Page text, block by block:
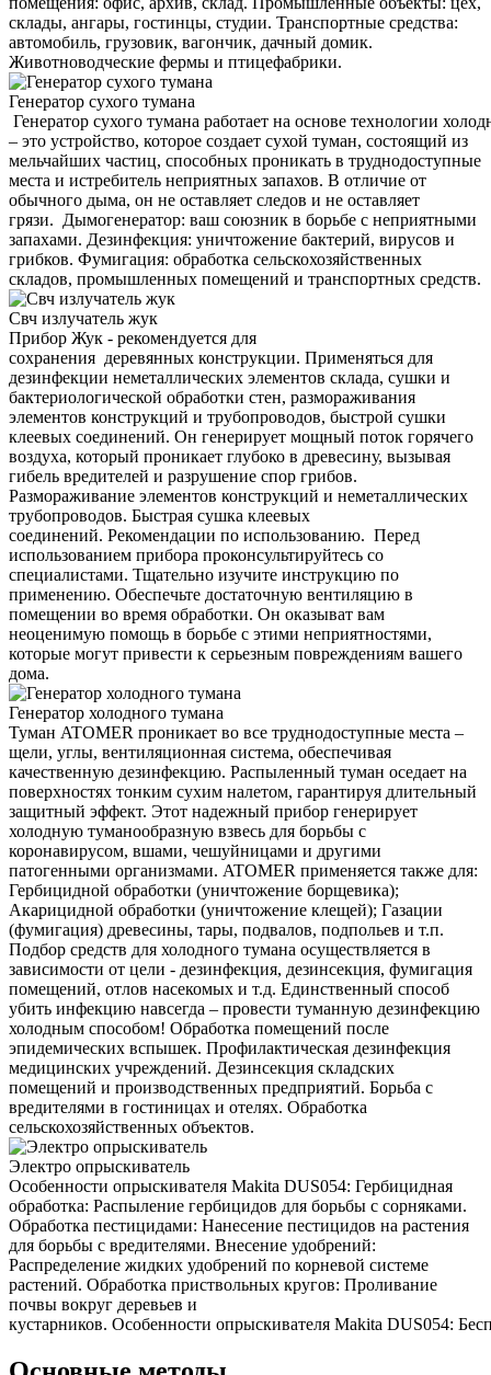
склады, ангары, гостинцы, студии. Транспортные средства:
автомобиль, грузовик, вагончик, дачный домик.
Животноводческие фермы и птицефабрики.
Генератор сухого тумана
Генератор сухого тумана работает на основе технологии
– это устройство, которое создает сухой туман, состоящий из
мельчайших частиц, способных проникать в труднодоступные
места и истребитель неприятных запахов. В отличие от
обычного дыма, он не оставляет следов и не оставляет
грязи. Дымогенератор: ваш союзник в борьбе с неприятными
запахами. Дезинфекция: уничтожение бактерий, вирусов и
грибков. Фумигация: обработка сельскохозяйственных
складов, промышленных помещений и транспортных средств.
Свч излучатель жук
Прибор Жук - рекомендуется для
сохранения деревянных конструкции. Применяться для
дезинфекции неметаллических элементов склада, сушки и
бактериологической обработки стен, размораживания
элементов конструкций и трубопроводов, быстрой сушки
клеевых соединений. Он генерирует мощный поток горячего
воздуха, который проникает глубоко в древесину, вызывая
гибель вредителей и разрушение спор грибов.
Размораживание элементов конструкций и неметаллических
трубопроводов. Быстрая сушка клеевых
соединений. Рекомендации по использованию. Перед
использованием прибора проконсультируйтесь со
специалистами. Тщательно изучите инструкцию по
применению. Обеспечьте достаточную вентиляцию в
помещении во время обработки. Он оказыват вам
неоценимую помощь в борьбе с этими неприятностями,
которые могут привести к серьезным повреждениям вашего
дома.
Генератор холодного тумана
Туман ATOMER проникает во все труднодоступные места –
щели, углы, вентиляционная система, обеспечивая
качественную дезинфекцию. Распыленный туман оседает на
поверхностях тонким сухим налетом, гарантируя длительный
защитный эффект. Этот надежный прибор генерирует
холодную туманообразную взвесь для борьбы с
коронавирусом, вшами, чешуйницами и другими
патогенными организмами. ATOMER применяется также для:
Гербицидной обработки (уничтожение борщевика);
Акарицидной обработки (уничтожение клещей); Газации
(фумигация) древесины, тары, подвалов, подпольев и т.п.
Подбор средств для холодного тумана осуществляется в
зависимости от цели - дезинфекция, дезинсекция, фумигация
помещений, отлов насекомых и т.д. Единственный способ
убить инфекцию навсегда – провести туманную дезинфекцию
холодным способом! Обработка помещений после
эпидемических вспышек. Профилактическая дезинфекция
медицинских учреждений. Дезинсекция складских
помещений и производственных предприятий. Борьба с
вредителями в гостиницах и отелях. Обработка
сельскохозяйственных объектов.
Электро опрыскиватель
Особенности опрыскивателя Makita DUS054: Гербицидная
обработка: Распыление гербицидов для борьбы с сорняками.
Обработка пестицидами: Нанесение пестицидов на растения
для борьбы с вредителями. Внесение удобрений:
Распределение жидких удобрений по корневой системе
растений. Обработка приствольных кругов: Проливание
почвы вокруг деревьев и
кустарников. Особенности опрыскивателя Makita DUS054: